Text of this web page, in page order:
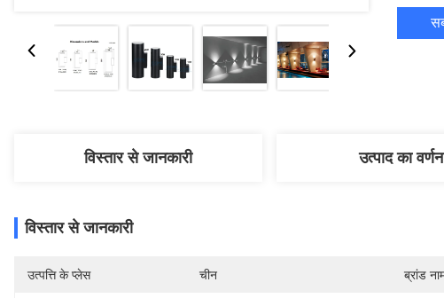
विस्तार से जानकारी उत्पाद का वर्णन
विस्तार से जानकारी
उत्पत्ति के प्लेस चीन ब्रांड